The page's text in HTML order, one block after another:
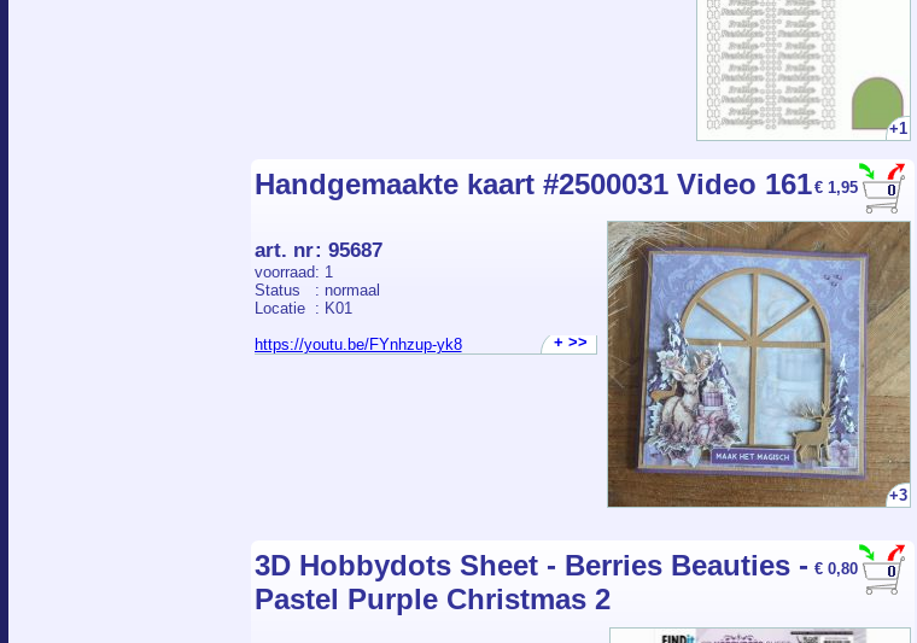
+1
€ 1,95
Handgemaakte kaart #2500031 Video 161
+3
art. nr: 95687
voorraad: 1
Status
: normaal
Locatie
: K01
https://youtu.be/FYnhzup-yk8
+ >>
€ 0,80
3D Hobbydots Sheet - Berries Beauties -
Pastel Purple Christmas 2